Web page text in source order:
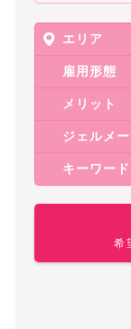
エリア
雇用形態
メリット
ジェルメ
キーワード
希